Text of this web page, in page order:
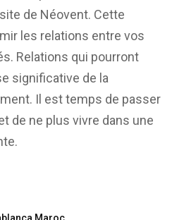
de Néovent. Cette
les relations entre vos
Relations qui pourront
significative de la
Il est temps de passer
de ne plus vivre dans une
Maroc